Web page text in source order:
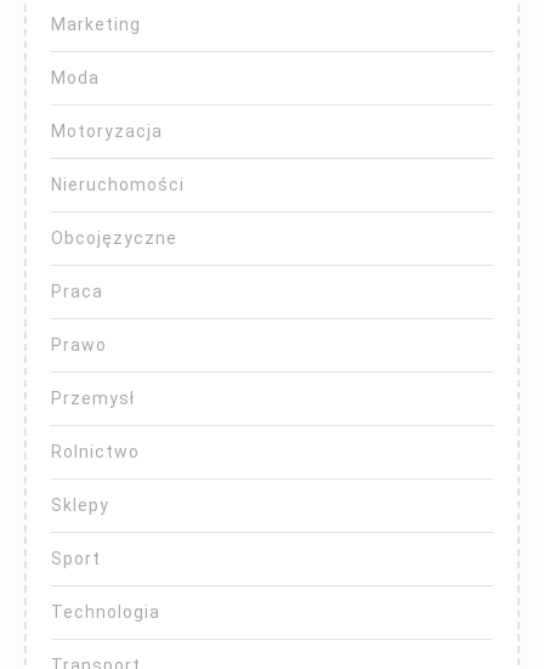
Marketing
Moda
Motoryzacja
Nieruchomości
Obcojęzyczne
Praca
Prawo
Przemysł
Rolnictwo
Sklepy
Sport
Technologia